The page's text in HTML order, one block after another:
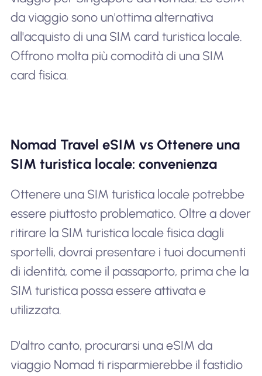
da viaggio sono un'ottima alternativa
all'acquisto di una SIM card turistica locale.
Offrono molta più comodità di una SIM
card fisica.
Nomad Travel eSIM vs Ottenere una
SIM turistica locale: convenienza
Ottenere una SIM turistica locale potrebbe
essere piuttosto problematico. Oltre a dover
ritirare la SIM turistica locale fisica dagli
sportelli, dovrai presentare i tuoi documenti
di identità, come il passaporto, prima che la
SIM turistica possa essere attivata e
utilizzata.
D'altro canto, procurarsi una eSIM da
viaggio Nomad ti risparmierebbe il fastidio